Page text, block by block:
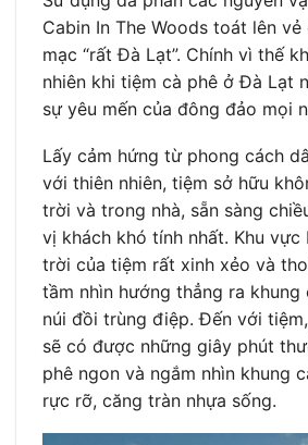
Cabin In The Woods toát lên
mạc “rất Đà Lạt”. Chính vì thế
nhiên khi tiệm cà phê ở Đà Lạt
sự yêu mến của đông đảo mọi
Lấy cảm hứng từ phong cách
với thiên nhiên, tiệm sở hữu
trời và trong nhà, sẵn sàng
vị khách khó tính nhất. Khu vực
trời của tiệm rất xinh xẻo và
tầm nhìn hướng thẳng ra khung
núi đồi trùng điệp. Đến với
sẽ có được những giây phút
phê ngon và ngắm nhìn khung
rực rỡ, căng tràn nhựa sống.